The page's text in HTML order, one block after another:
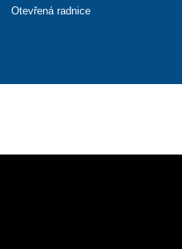
Otevřená radnice